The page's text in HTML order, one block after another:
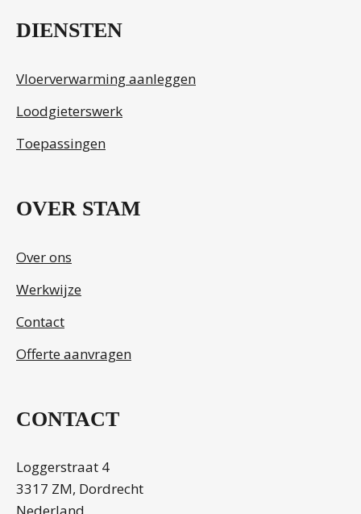
DIENSTEN
Vloerverwarming aanleggen
Loodgieterswerk
Toepassingen
OVER STAM
Over ons
Werkwijze
Contact
Offerte aanvragen
CONTACT
Loggerstraat 4
3317 ZM, Dordrecht